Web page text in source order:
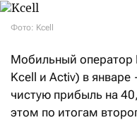
Фото: Kcell
Мобильный оператор
Kcell и Activ) в
чистую прибыль на
этом по итогам